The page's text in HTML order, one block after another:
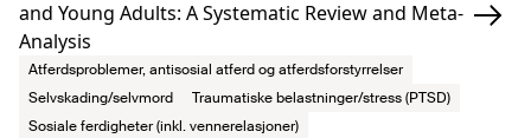
and Young Adults: A Systematic Review and Meta-
Analysis
Atferdsproblemer, antisosial atferd og atferdsforstyrrelser
Selvskading/selvmord
Traumatiske belastninger/stress (PTSD)
Sosiale ferdigheter (inkl. vennerelasjoner)